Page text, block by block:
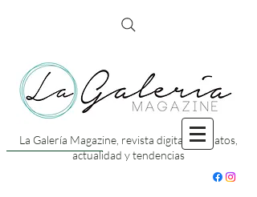
La Galería Magazine, revista digital con datos,
actualidad y tendencias